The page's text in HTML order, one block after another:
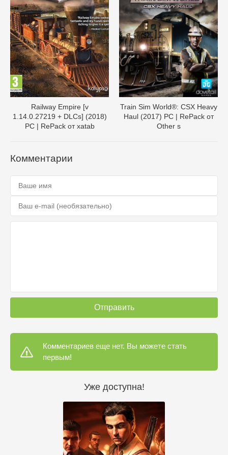
Railway Empire [v
1.14.0.27219 + DLCs] (2018)
PC | RePack от xatab
Train Sim World®: CSX Heavy
Haul (2017) PC | RePack от
Other s
Комментарии
Отправить
Комментариев еще нет. Вы можете стать
первым!
Уже доступна!